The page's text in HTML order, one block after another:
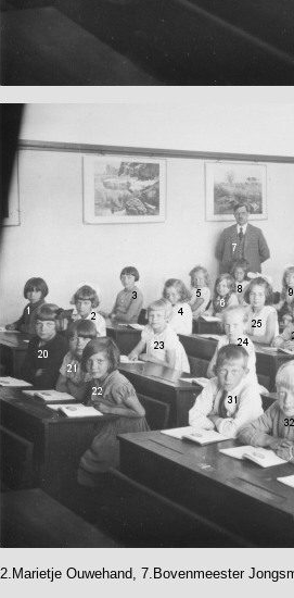
2.Marietje Ouwehand, 7.Bovenmeester